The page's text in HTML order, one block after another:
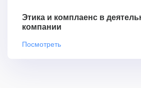
Этика и комплаенс в
компании
Посмотреть